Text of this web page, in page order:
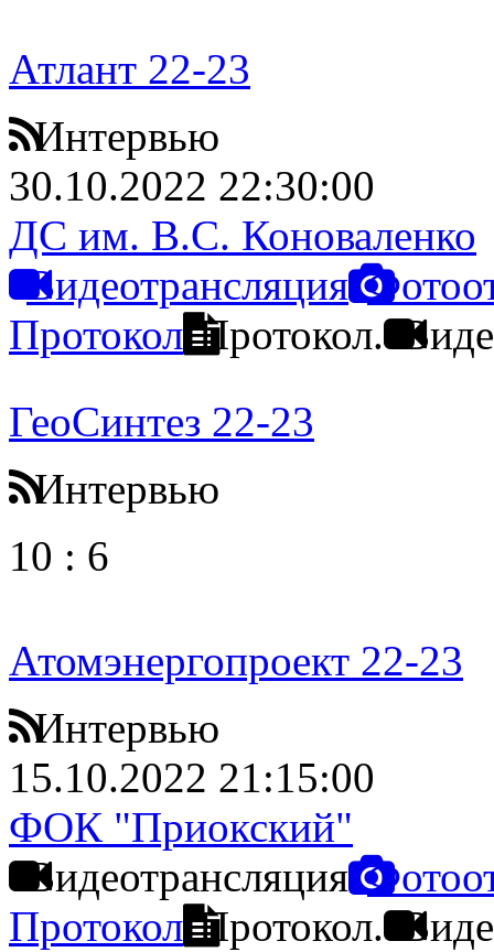
Атлант 22-23
Интервью
30.10.2022 22:30:00
ДС им. В.С. Коноваленко
Видеотрансляция
Протокол Протокол.
ГеоСинтез 22-23
Интервью
10 : 6
Атомэнергопроект 22-23
Интервью
15.10.2022 21:15:00
ФОК "Приокский"
Видеотрансляция
Протокол Протокол.